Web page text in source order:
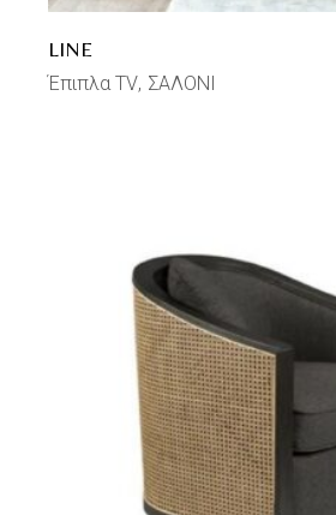
LINE
Έπιπλα TV ΣΑΛΟΝΙ